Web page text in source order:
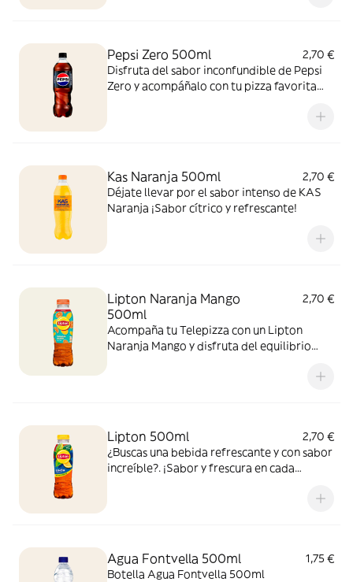
Pepsi Zero 500ml
2,70 €
Disfruta del sabor inconfundible de Pepsi
Zero y acompáñalo con tu pizza favorita
Kas Naranja 500ml
2,70 €
Déjate llevar por el sabor intenso de KAS
Naranja ¡Sabor cítrico y refrescante!
Lipton Naranja Mango
500ml
2,70 €
Acompaña tu Telepizza con un Lipton
Naranja Mango y disfruta del equilibrio
Lipton 500ml
2,70 €
¿Buscas una bebida refrescante y con sabor
increíble?. ¡Sabor y frescura en cada
Agua Fontvella 500ml
1,75 €
Botella Agua Fontvella 500ml